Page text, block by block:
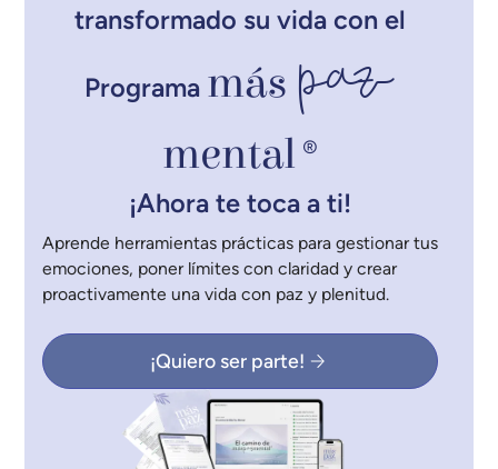
transformado su vida con el
Programa más paz
mental ®
¡Ahora te toca a ti!
Aprende herramientas prácticas para gestionar tus
emociones, poner límites con claridad y crear
proactivamente una vida con paz y plenitud.
¡Quiero ser parte!